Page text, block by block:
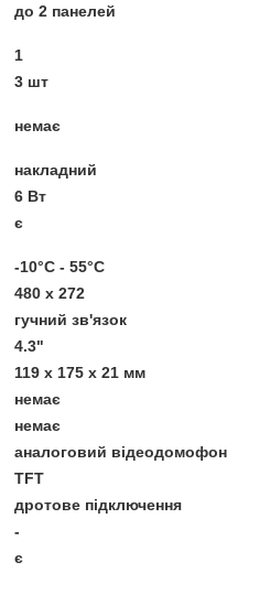
до 2 панелей
1
3 шт
немає
накладний
6 Вт
є
-10°C - 55°C
480 х 272
гучний зв'язок
4.3"
119 х 175 х 21 мм
немає
немає
аналоговий відеодомофон
TFT
дротове підключення
-
є